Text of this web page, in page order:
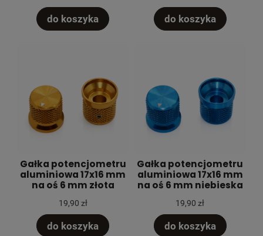
do koszyka do koszyka
Gałka potencjometru
aluminiowa 17x16 mm
na oś 6 mm złota
19,90 zł
do koszyka
Gałka potencjometru
aluminiowa 17x16 mm
na oś 6 mm niebieska
19,90 zł
do koszyka